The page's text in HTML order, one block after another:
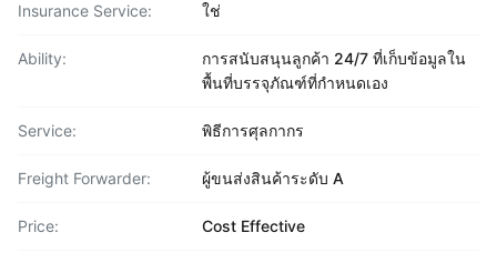
Insurance Service: ใช่
Ability:
การสนับสนุนลูกค้า 24/7 ที่เก็บข้อมูลใน
พื้นที่บรรจุภัณฑ์ที่กำหนดเอง
Service: พิธีการศุลกากร
Freight Forwarder: ผู้ขนส่งสินค้าระดับ A
Price: Cost Effective